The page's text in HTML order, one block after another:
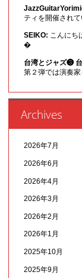
ティを開催され
SEIKO: こんにち
�
台湾とジャズ❸
第２弾では演奏
Archives
2026年7月
2026年6月
2026年4月
2026年3月
2026年2月
2026年1月
2025年10月
2025年9月